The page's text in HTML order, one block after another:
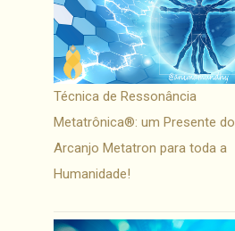
Técnica de Ressonância
Metatrônica®: um Presente do
Arcanjo Metatron para toda a
Humanidade!